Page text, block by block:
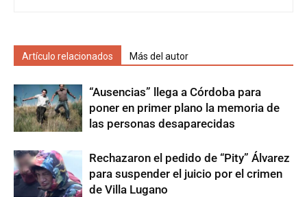
Artículo relacionados Más del autor
“Ausencias” llega a Córdoba para
poner en primer plano la memoria de
las personas desaparecidas
Rechazaron el pedido de “Pity” Álvarez
para suspender el juicio por el crimen
de Villa Lugano